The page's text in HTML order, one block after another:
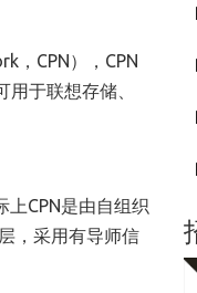
，CPN），CPN
于联想存储、
上CPN是由自组织
，采用有导师信